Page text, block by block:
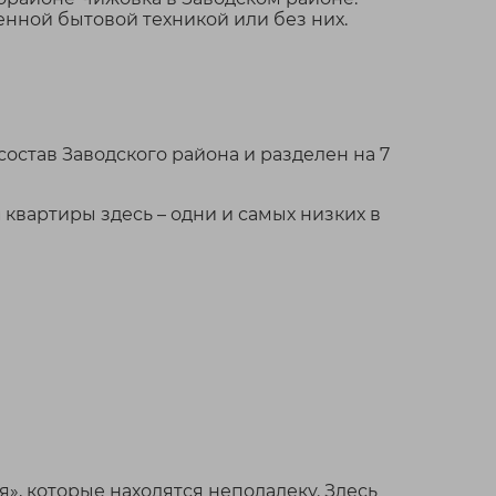
аккуратная, продается
бытовой техникой или без них.
Заводского района и разделен на 7
здесь – одни и самых низких в
которые находятся неподалеку. Здесь